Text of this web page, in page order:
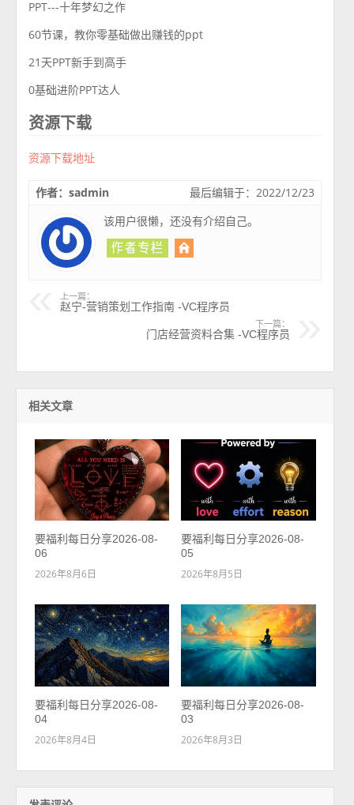
PPT---十年梦幻之作
60节课，教你零基础做出赚钱的ppt
21天PPT新手到高手
0基础进阶PPT达人
资源下载
资源下载地址
最后编辑于：2022/12/23
作者：sadmin
该用户很懒，还没有介绍自己。
上一篇：
赵宁-营销策划工作指南 -VC程序员
下一篇：
门店经营资料合集 -VC程序员
相关文章
要福利每日分享2026-08-
06
2026年8月6日
要福利每日分享2026-08-
05
2026年8月5日
要福利每日分享2026-08-
04
2026年8月4日
要福利每日分享2026-08-
03
2026年8月3日